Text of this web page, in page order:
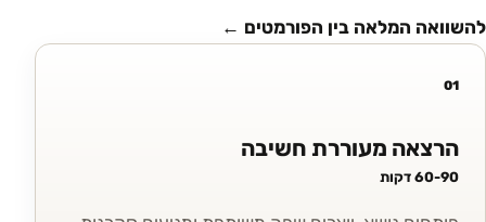
להשוואה המלאה בין הפורמטים ←
01
הרצאה מעוררת חשיבה
60-90 דקות